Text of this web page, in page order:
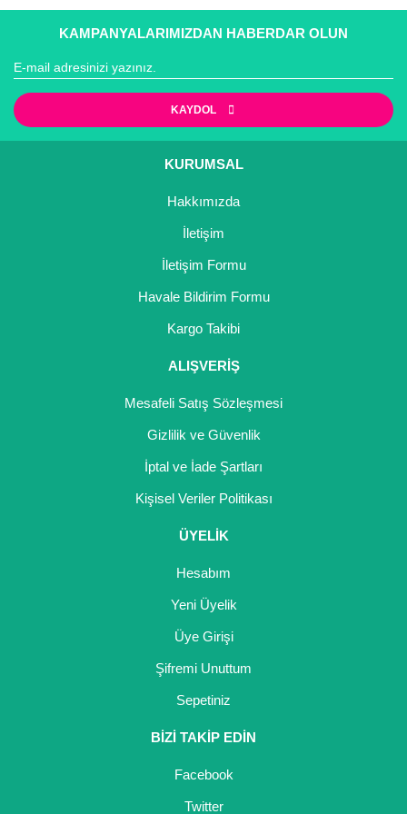
KAMPANYALARIMIZDAN HABERDAR OLUN
KAYDOL
KURUMSAL
Hakkımızda
İletişim
İletişim Formu
Havale Bildirim Formu
Kargo Takibi
ALIŞVERİŞ
Mesafeli Satış Sözleşmesi
Gizlilik ve Güvenlik
İptal ve İade Şartları
Kişisel Veriler Politikası
ÜYELİK
Hesabım
Yeni Üyelik
Üye Girişi
Şifremi Unuttum
Sepetiniz
BİZİ TAKİP EDİN
Facebook
Twitter